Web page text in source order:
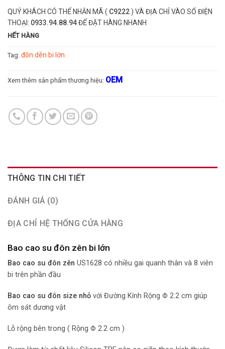
QUÝ KHÁCH CÓ THỂ NHẮN MÃ ( C9222 ) VÀ ĐỊA CHỈ VÀO SỐ ĐIỆN
THOẠI: 0933.94.88.94ĐỂ ĐẶT HÀNG NHANH
HẾT HÀNG
Tag: đôn dên bi lớn
Xem thêm sản phẩm thương hiệu: OEM
THÔNG TIN CHI TIẾT
ĐÁNH GIÁ (0)
ĐỊA CHỈ HỆ THỐNG CỬA HÀNG
Bao cao su đôn zên bi lớn
Bao cao su đôn zên US1628 có nhiều gai quanh thân và 8 viên
bi trên phần đầu
Bao cao su đôn size nhỏ với Đường Kính Rộng Φ 2.2 cm giúp
ôm sát dương vật
Lỗ rộng bên trong ( Rộng Φ 2.2 cm )